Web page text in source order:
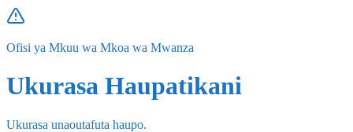
Ofisi ya Mkuu wa Mkoa wa Mwanza
Ukurasa Haupatikani
Ukurasa unaoutafuta haupo.